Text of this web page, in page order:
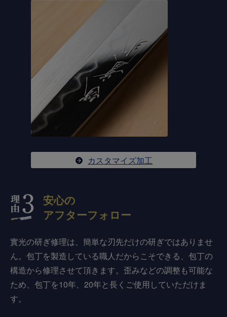
カスタマイズ加工
安心の
アフターフォロー
實光の研ぎ修理は、簡単な刃先だけの研ぎではありませ
ん。包丁を製造している職人だからこそできる、包丁の
構造から修理させて頂きます。歪みなどの調整も可能な
ため、包丁を10年、20年と長くご使用していただけま
す。